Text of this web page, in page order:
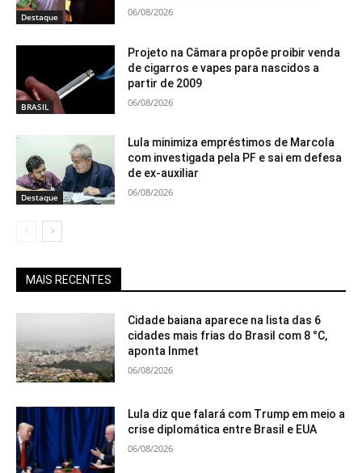
Destaque 06/08/2026
BRASIL
Projeto na Câmara propõe proibir venda
de cigarros e vapes para nascidos a
partir de 2009
06/08/2026
Destaque
Lula minimiza empréstimos de Marcola
com investigada pela PF e sai em defesa
de ex-auxiliar
06/08/2026
MAIS RECENTES
Cidade baiana aparece na lista das 6
cidades mais frias do Brasil com 8 °C,
aponta Inmet
06/08/2026
Lula diz que falará com Trump em meio a
crise diplomática entre Brasil e EUA
06/08/2026